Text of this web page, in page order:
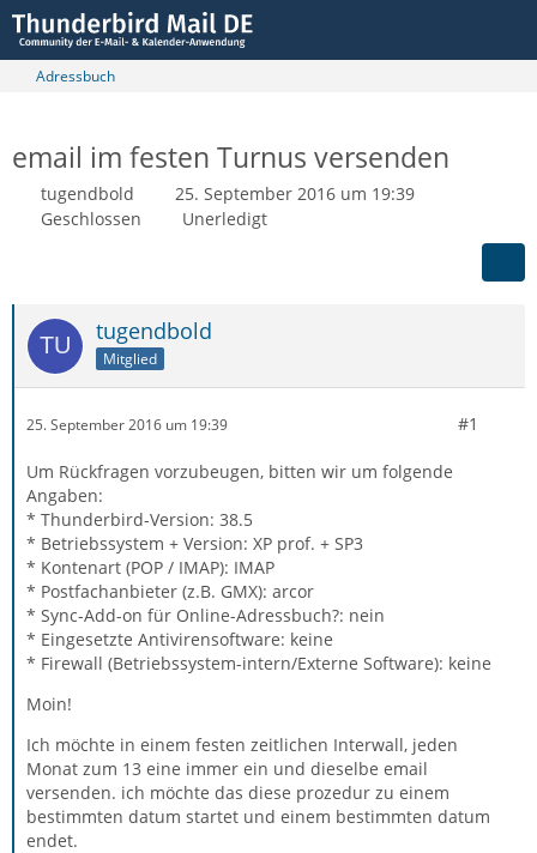
Adressbuch
email im festen Turnus versenden
tugendbold
25. September 2016 um 19:39
Geschlossen
Unerledigt
tugendbold
Mitglied
25. September 2016 um 19:39 #1
Um Rückfragen vorzubeugen, bitten wir um folgende
Angaben:
* Thunderbird-Version: 38.5
* Betriebssystem + Version: XP prof. + SP3
* Kontenart (POP / IMAP): IMAP
* Postfachanbieter (z.B. GMX): arcor
* Sync-Add-on für Online-Adressbuch?: nein
* Eingesetzte Antivirensoftware: keine
* Firewall (Betriebssystem-intern/Externe Software): keine
Moin!
Ich möchte in einem festen zeitlichen Interwall, jeden
Monat zum 13 eine immer ein und dieselbe email
versenden. ich möchte das diese prozedur zu einem
bestimmten datum startet und einem bestimmten datum
endet.